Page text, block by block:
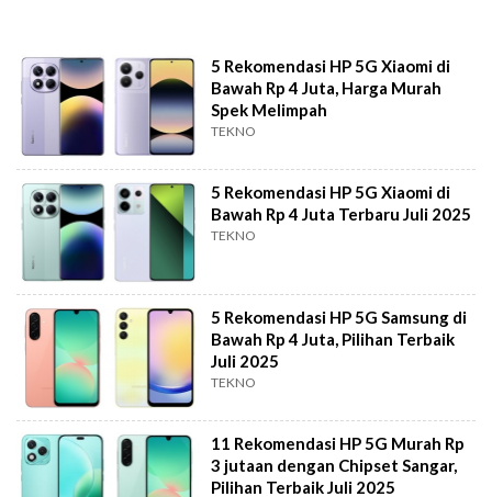
5 Rekomendasi HP 5G Xiaomi di
Bawah Rp 4 Juta, Harga Murah
Spek Melimpah
TEKNO
5 Rekomendasi HP 5G Xiaomi di
Bawah Rp 4 Juta Terbaru Juli 2025
TEKNO
5 Rekomendasi HP 5G Samsung di
Bawah Rp 4 Juta, Pilihan Terbaik
Juli 2025
TEKNO
11 Rekomendasi HP 5G Murah Rp
3 jutaan dengan Chipset Sangar,
Pilihan Terbaik Juli 2025